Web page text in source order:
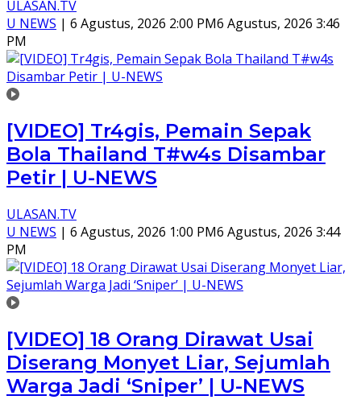
ULASAN.TV
U NEWS | 6 Agustus, 2026 2:00 PM6 Agustus, 2026 3:46
PM
[VIDEO] Tr4gis, Pemain Sepak
Bola Thailand T#w4s Disambar
Petir | U-NEWS
ULASAN.TV
U NEWS | 6 Agustus, 2026 1:00 PM6 Agustus, 2026 3:44
PM
[VIDEO] 18 Orang Dirawat Usai
Diserang Monyet Liar, Sejumlah
Warga Jadi ‘Sniper’ | U-NEWS